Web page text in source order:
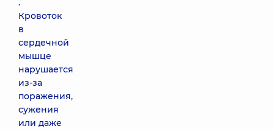
.
Кровоток
в
сердечной
мышце
нарушается
из-за
поражения,
сужения
или даже